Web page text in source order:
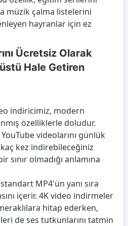
müzik çalma listelerini
hayranlar için ez
Ücretsiz Olarak
Hale Getiren
indiricimiz, modern
özelliklerle doludur.
YouTube videolarını günlük
kez indirebileceğiniz
olmadığı anlamına
MP4'ün yanı sıra
içerir. 4K video indirmeler
hitap ederken,
de ses tutkunlarını tatmin